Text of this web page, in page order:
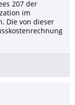
207 der
im
Die von dieser